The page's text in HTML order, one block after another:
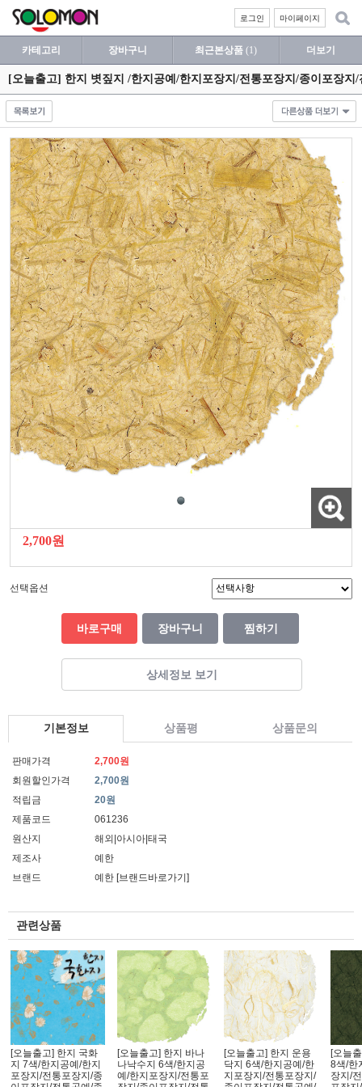
마이페이지
로그인
카테고리 장바구니 최근본상품 (1) 더보기
[오늘출고] 한지 볏짚지 /한지공예/한지포장지/전통포장지/종이포장지
2,700원
선택옵션
바로구매 장바구니 찜하기
상세정보 보기
기본정보 상품평 상품문의
판매가격
2,700원
회원할인가격
2,700원
적립금
20원
제품코드
061236
원산지
해외|아시아|태국
제조사
예한
브랜드
예한 [브랜드바로가기]
관련상품
[오늘출고] 한지 국화
지 7색/한지공예/한지
포장지/전통포장지/종
[오늘출고] 한지 바나
나낙수지 6색/한지공
예/한지포장지/전통포
[오늘출고] 한지 운용
닥지 6색/한지공예/한
지포장지/전통포장지/
[오늘
8색/한
장지/